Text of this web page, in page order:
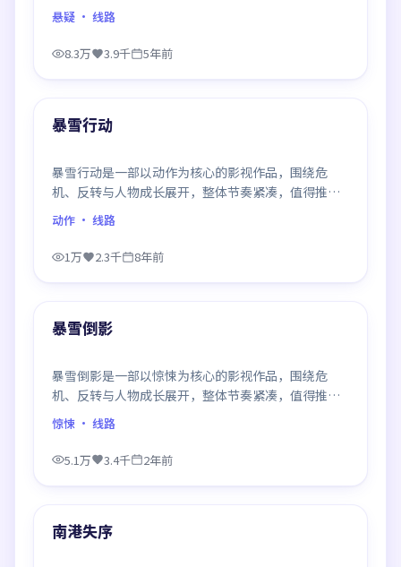
推荐观看。
悬疑 · 线路
8.3万 3.9千 5年前
最新
暴雪行动
暴雪行动是一部以动作为核心的影视作品，围绕危
机、反转与人物成长展开，整体节奏紧凑，值得推荐
观看。
动作 · 线路
1万 2.3千 8年前
最新
暴雪倒影
暴雪倒影是一部以惊悚为核心的影视作品，围绕危
机、反转与人物成长展开，整体节奏紧凑，值得推荐
观看。
惊悚 · 线路
5.1万 3.4千 2年前
最新
南港失序